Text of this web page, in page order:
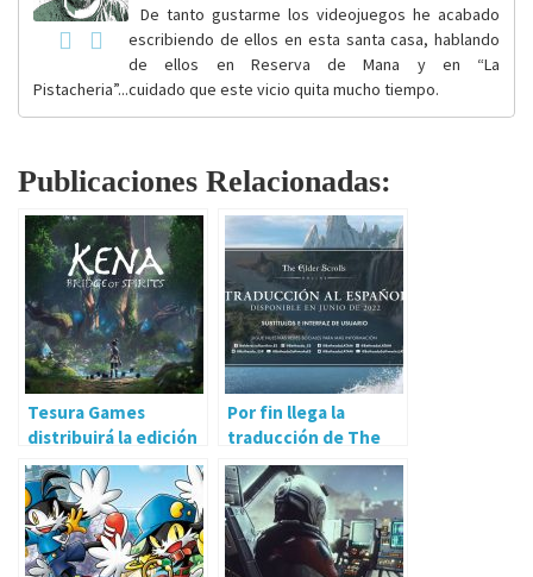
De tanto gustarme los videojuegos he acabado
escribiendo de ellos en esta santa casa, hablando
de ellos en Reserva de Mana y en “La
Pistacheria”...cuidado que este vicio quita mucho tiempo.
Publicaciones Relacionadas:
Tesura Games
distribuirá la edición
fisica de Kena Bridge
of Spirits
Por fin llega la
traducción de The
Elder Scrolls Online